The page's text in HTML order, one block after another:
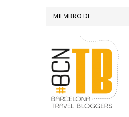
MIEMBRO DE: